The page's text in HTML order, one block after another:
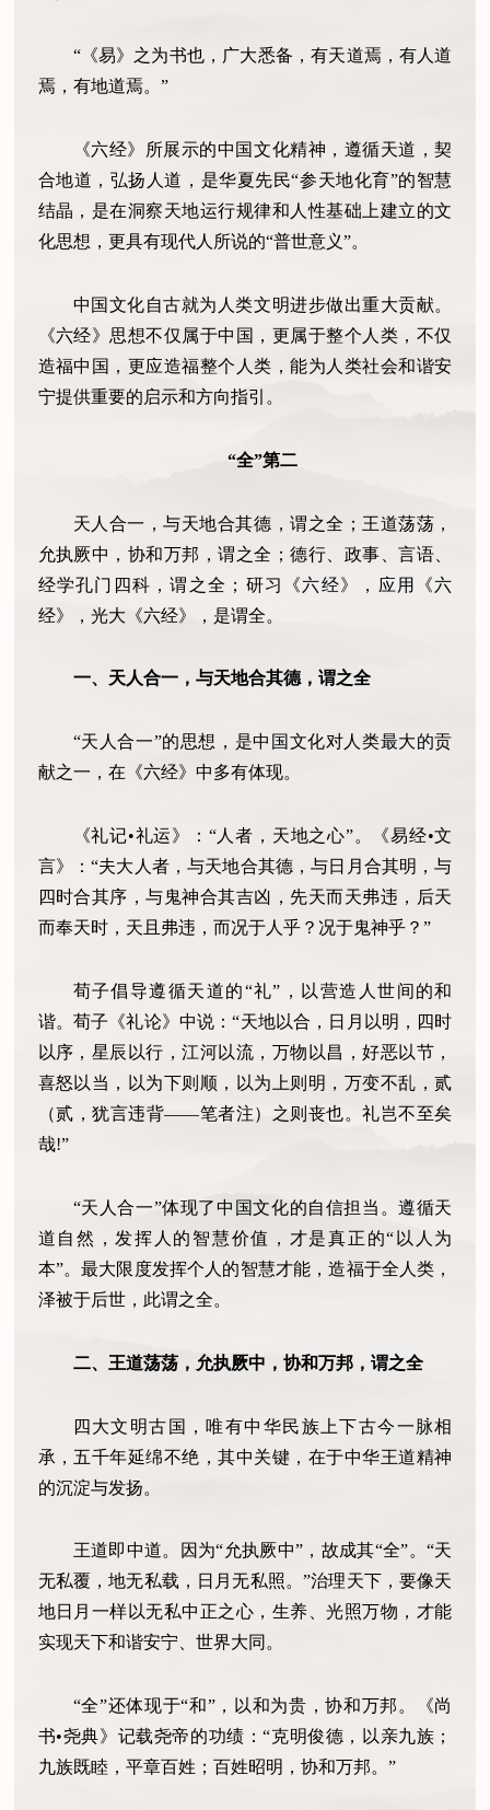
“《易》之为书也，广大悉备，有天道焉，有人道
焉，有地道焉。”
《六经》所展示的中国文化精神，遵循天道，契
合地道，弘扬人道，是华夏先民“参天地化育”的智慧
结晶，是在洞察天地运行规律和人性基础上建立的文
化思想，更具有现代人所说的“普世意义”。
中国文化自古就为人类文明进步做出重大贡献。
《六经》思想不仅属于中国，更属于整个人类，不仅
造福中国，更应造福整个人类，能为人类社会和谐安
宁提供重要的启示和方向指引。
“全”第二
天人合一，与天地合其德，谓之全；王道荡荡，
允执厥中，协和万邦，谓之全；德行、政事、言语、
经学孔门四科，谓之全；研习《六经》，应用《六
经》，光大《六经》，是谓全。
一、天人合一，与天地合其德，谓之全
“天人合一”的思想，是中国文化对人类最大的贡
献之一，在《六经》中多有体现。
《礼记•礼运》：“人者，天地之心”。《易经•文
言》：“夫大人者，与天地合其德，与日月合其明，与
四时合其序，与鬼神合其吉凶，先天而天弗违，后天
而奉天时，天且弗违，而况于人乎？况于鬼神乎？”
荀子倡导遵循天道的“礼”，以营造人世间的和
谐。荀子《礼论》中说：“天地以合，日月以明，四时
以序，星辰以行，江河以流，万物以昌，好恶以节，
喜怒以当，以为下则顺，以为上则明，万变不乱，贰
（贰，犹言违背——笔者注）之则丧也。礼岂不至矣
哉!”
“天人合一”体现了中国文化的自信担当。遵循天
道自然，发挥人的智慧价值，才是真正的“以人为
本”。最大限度发挥个人的智慧才能，造福于全人类，
泽被于后世，此谓之全。
二、王道荡荡，允执厥中，协和万邦，谓之全
四大文明古国，唯有中华民族上下古今一脉相
承，五千年延绵不绝，其中关键，在于中华王道精神
的沉淀与发扬。
王道即中道。因为“允执厥中”，故成其“全”。“天
无私覆，地无私载，日月无私照。”治理天下，要像天
地日月一样以无私中正之心，生养、光照万物，才能
实现天下和谐安宁、世界大同。
“全”还体现于“和”，以和为贵，协和万邦。《尚
书•尧典》记载尧帝的功绩：“克明俊德，以亲九族；
九族既睦，平章百姓；百姓昭明，协和万邦。”